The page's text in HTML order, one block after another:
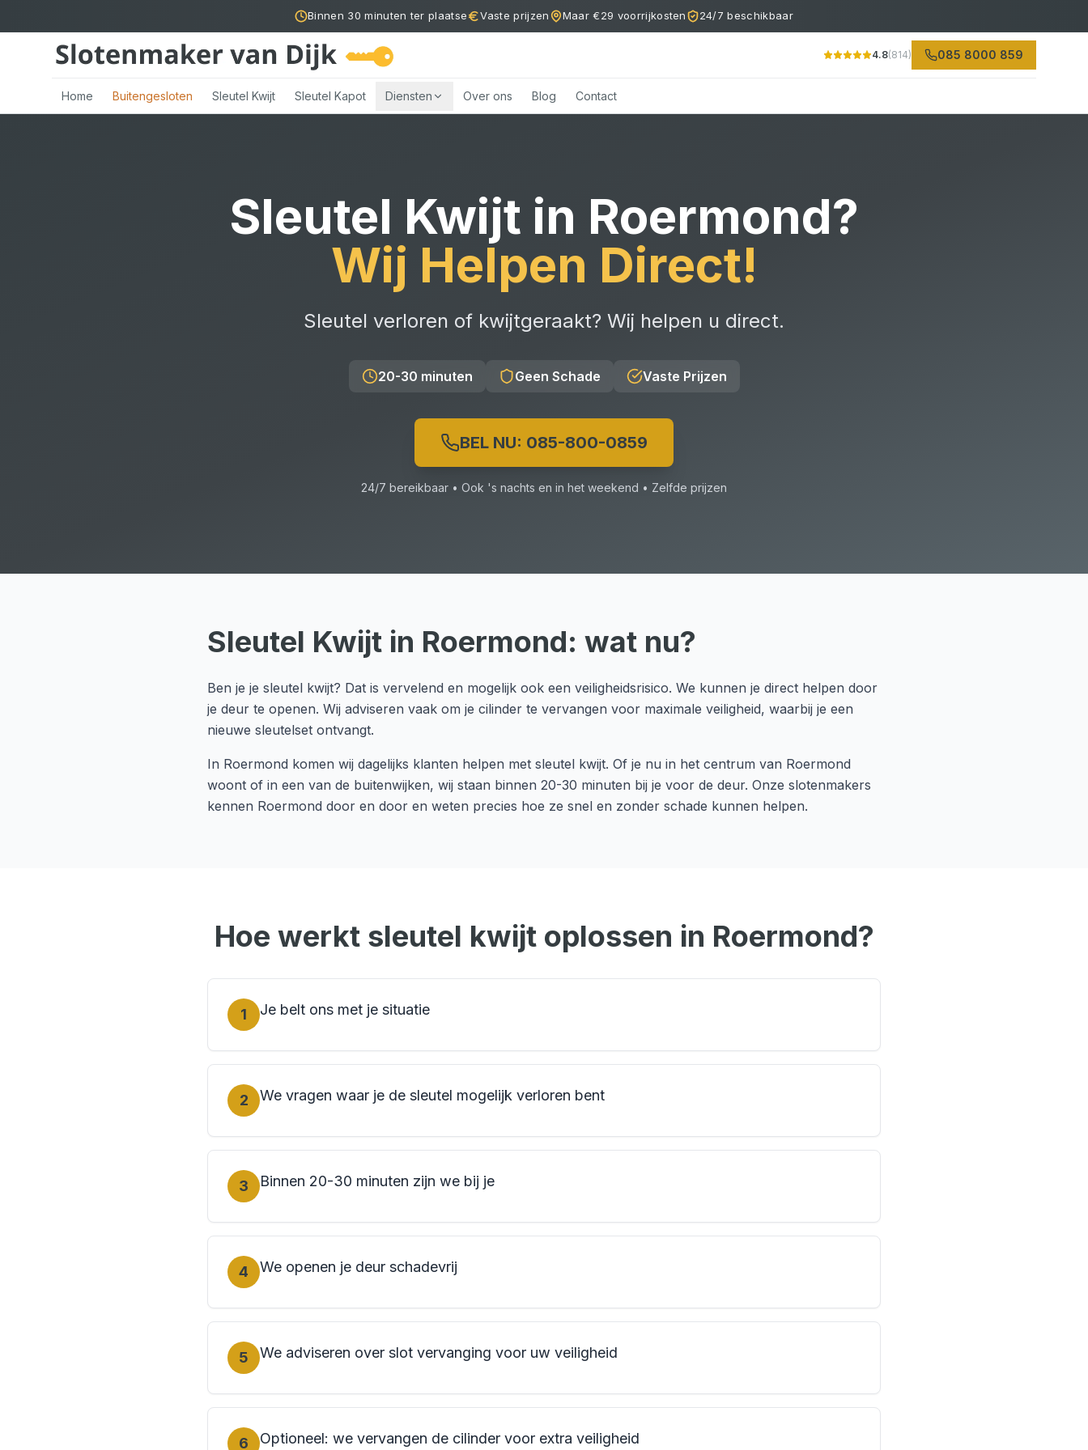
Binnen 30 minuten ter plaatse Vaste prijzen Maar €29 voorrijkosten 24/7 beschikbaar
4.8(814) 085 8000 859
Home Buitengesloten Sleutel Kwijt Sleutel Kapot Diensten Over ons Blog Contact
Sleutel Kwijt in Roermond?
Wij Helpen Direct!
Sleutel verloren of kwijtgeraakt? Wij helpen u direct.
20-30 minuten Geen Schade Vaste Prijzen
BEL NU: 085-800-0859
24/7 bereikbaar • Ook 's nachts en in het weekend • Zelfde prijzen
Sleutel Kwijt in Roermond: wat nu?
Ben je je sleutel kwijt? Dat is vervelend en mogelijk ook een veiligheidsrisico. We kunnen je direct helpen door
je deur te openen. Wij adviseren vaak om je cilinder te vervangen voor maximale veiligheid, waarbij je een
nieuwe sleutelset ontvangt.
In Roermond komen wij dagelijks klanten helpen met sleutel kwijt. Of je nu in het centrum van Roermond
woont of in een van de buitenwijken, wij staan binnen 20-30 minuten bij je voor de deur. Onze slotenmakers
kennen Roermond door en door en weten precies hoe ze snel en zonder schade kunnen helpen.
Hoe werkt sleutel kwijtoplossen in Roermond?
1 Je belt ons met je situatie
2 We vragen waar je de sleutel mogelijk verloren bent
3 Binnen 20-30 minuten zijn we bij je
4 We openen je deur schadevrij
5 We adviseren over slot vervanging voor uw veiligheid
6 Optioneel: we vervangen de cilinder voor extra veiligheid